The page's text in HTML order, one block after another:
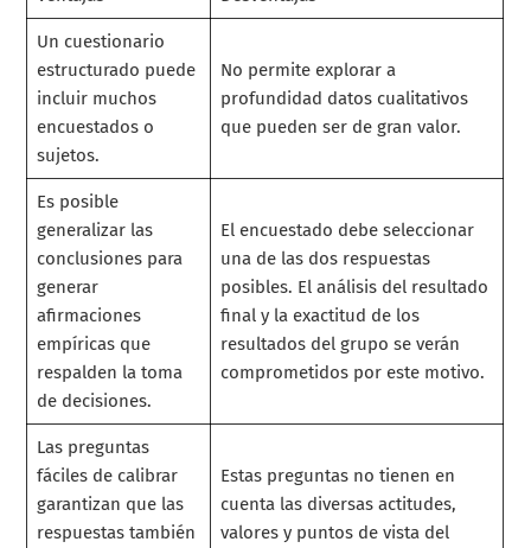
Un cuestionario
estructurado puede
incluir muchos
encuestados o
sujetos.
No permite explorar a
profundidad datos cualitativos
que pueden ser de gran valor.
Es posible
generalizar las
conclusiones para
generar
afirmaciones
empíricas que
respalden la toma
de decisiones.
El encuestado debe seleccionar
una de las dos respuestas
posibles. El análisis del resultado
final y la exactitud de los
resultados del grupo se verán
comprometidos por este motivo.
Las preguntas
fáciles de calibrar
garantizan que las
respuestas también
Estas preguntas no tienen en
cuenta las diversas actitudes,
valores y puntos de vista del